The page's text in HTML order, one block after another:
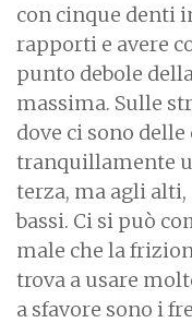
con cinque denti
rapporti e avere
punto debole
massima. Sulle
dove ci sono
tranquillamente
terza, ma agli
bassi. Ci si può
male che la
trova a usare
a sfavore sono i